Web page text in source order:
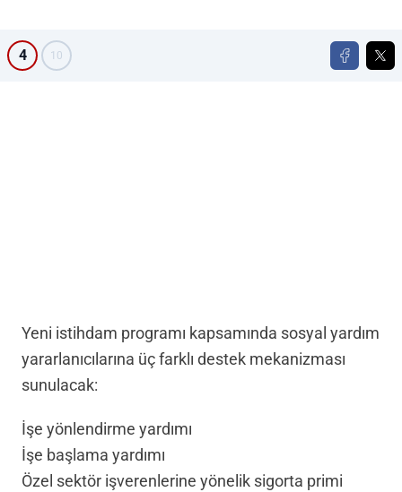
4 10
Yeni istihdam programı kapsamında sosyal yardım
yararlanıcılarına üç farklı destek mekanizması
sunulacak:
İşe yönlendirme yardımı
İşe başlama yardımı
Özel sektör işverenlerine yönelik sigorta primi